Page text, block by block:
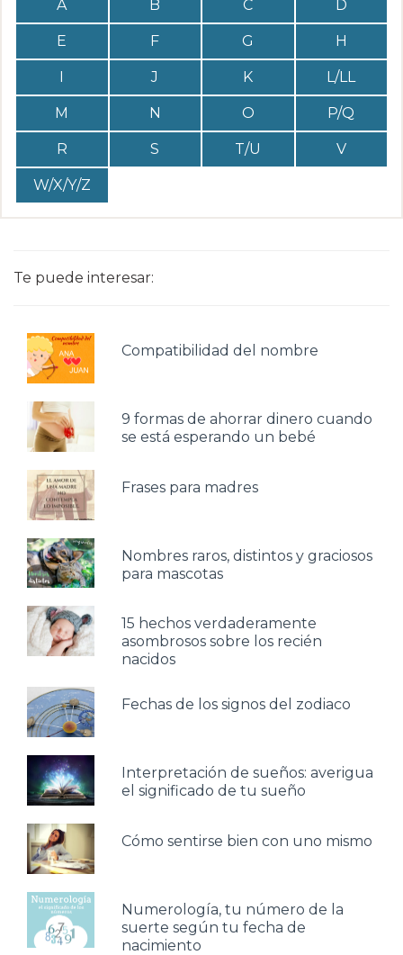
A B C D
E F G H
I J K L/LL
M N O P/Q
R S T/U V
W/X/Y/Z
Te puede interesar:
Compatibilidad del nombre
9 formas de ahorrar dinero cuando
se está esperando un bebé
Frases para madres
Nombres raros, distintos y graciosos
para mascotas
15 hechos verdaderamente
asombrosos sobre los recién
nacidos
Fechas de los signos del zodiaco
Interpretación de sueños: averigua
el significado de tu sueño
Cómo sentirse bien con uno mismo
Numerología, tu número de la
suerte según tu fecha de
nacimiento